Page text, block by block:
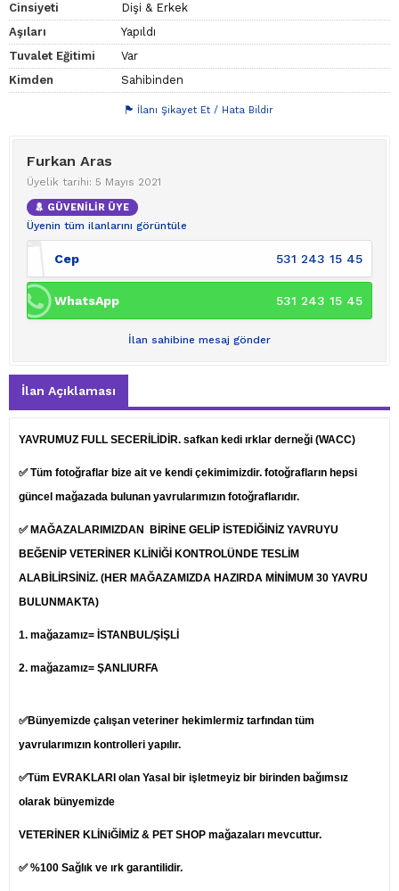
Cinsiyeti
Dişi & Erkek
Aşıları
Yapıldı
Tuvalet Eğitimi
Var
Kimden
Sahibinden
İlanı Şikayet Et / Hata Bildir
Furkan Aras
Üyelik tarihi: 5 Mayıs 2021
GÜVENİLİR ÜYE
Üyenin tüm ilanlarını görüntüle
Cep 531 243 15 45
WhatsApp 531 243 15 45
İlan sahibine mesaj gönder
İlan Açıklaması
YAVRUMUZ FULL SECERİLİDİR. safkan kedi ırklar derneği (WACC)
✅ Tüm fotoğraflar bize ait ve kendi çekimimizdir. fotoğrafların hepsi
güncel mağazada bulunan yavrularımızın fotoğraflarıdır.
✅ MAĞAZALARIMIZDAN BİRİNE GELİP İSTEDİĞİNİZ YAVRUYU
BEĞENİP VETERİNER KLİNİĞİ KONTROLÜNDE TESLİM
ALABİLİRSİNİZ. (HER MAĞAZAMIZDA HAZIRDA MİNİMUM 30 YAVRU
BULUNMAKTA)
1. mağazamız= İSTANBUL/ŞİŞLİ
2. mağazamız= ŞANLIURFA
✅Bünyemizde çalışan veteriner hekimlermiz tarfından tüm
yavrularımızın kontrolleri yapılır.
✅Tüm EVRAKLARI olan Yasal bir işletmeyiz bir birinden bağımsız
olarak bünyemizde
VETERİNER KLİNiĞİMİZ & PET SHOP mağazaları mevcuttur.
✅ %100 Sağlık ve ırk garantilidir.